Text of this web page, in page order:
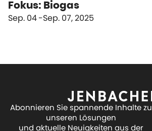
Fokus: Biogas
Sep. 04 Sep. 07, 2025
Abonnieren Sie spannende Inhalte zu
unseren Lösungen
und aktuelle Neuigkeiten aus der